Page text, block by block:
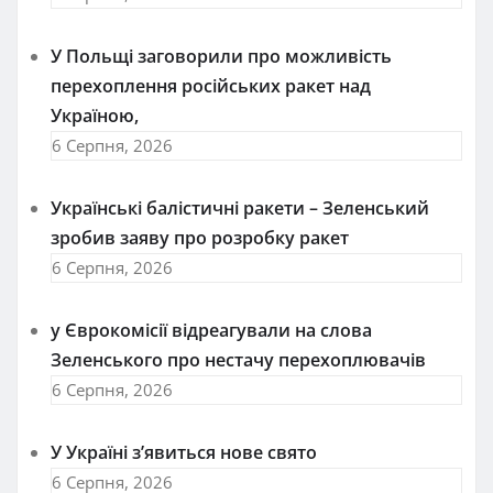
У Польщі заговорили про можливість
перехоплення російських ракет над
Україною,
6 Серпня, 2026
Українські балістичні ракети – Зеленський
зробив заяву про розробку ракет
6 Серпня, 2026
у Єврокомісії відреагували на слова
Зеленського про нестачу перехоплювачів
6 Серпня, 2026
У Україні з’явиться нове свято
6 Серпня, 2026